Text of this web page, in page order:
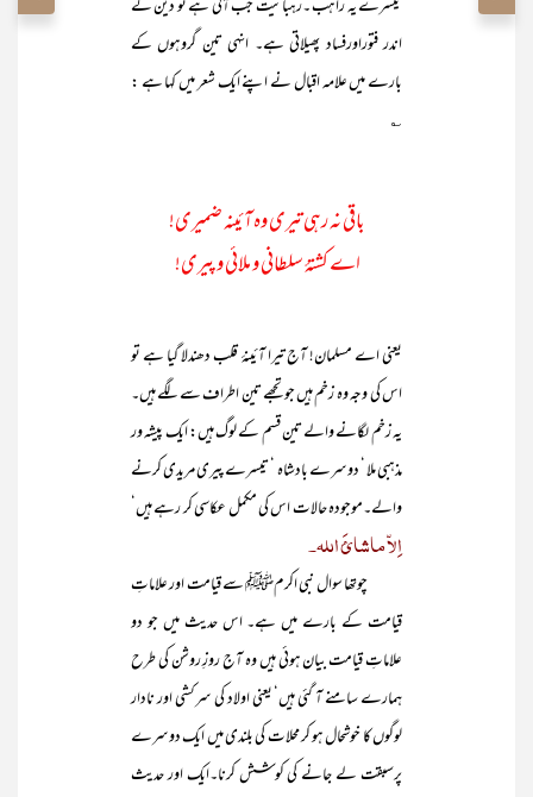
تیسرے یہ راہب ۔رہبانیت جب آتی ہے تو دین کے
اندر فتوراورفساد پھیلاتی ہے۔ انہی تین گروہوں کے
بارے میں علامہ اقبال نے اپنے ایک شعر میں کہا ہے :
؎
باقی نہ رہی تیری وہ آئینہ ضمیری!
اے کشتۂ سلطانی و ملائی و پیری!
یعنی اے مسلمان! آج تیرا آئینۂ قلب دھندلا گیا ہے تو
اس کی وجہ وہ زخم ہیں جو تجھے تین اطراف سے لگے ہیں۔
یہ زخم لگانے والے تین قسم کے لوگ ہیں: ایک پیشہ ور
مذہبی ملا ‘ دوسرے بادشاہ ‘ تیسرے پیری مریدی کرنے
والے۔موجودہ حالات اس کی مکمل عکاسی کر رہے ہیں‘
اِلاّ ماشائَ اللہ۔
چوتھا سوال نبی اکرمﷺ سے قیامت اور علاماتِ
قیامت کے بارے میں ہے۔ اس حدیث میں جو دو
علاماتِ قیامت بیان ہوئی ہیں وہ آج روزِ روشن کی طرح
ہمارے سامنے آ گئی ہیں‘ یعنی اولاد کی سرکشی اور نادار
لوگوں کا خوشحال ہو کر محلات کی بلندی میں ایک دوسرے
پرسبقت لے جانے کی کوشش کرنا۔ایک اور حدیث